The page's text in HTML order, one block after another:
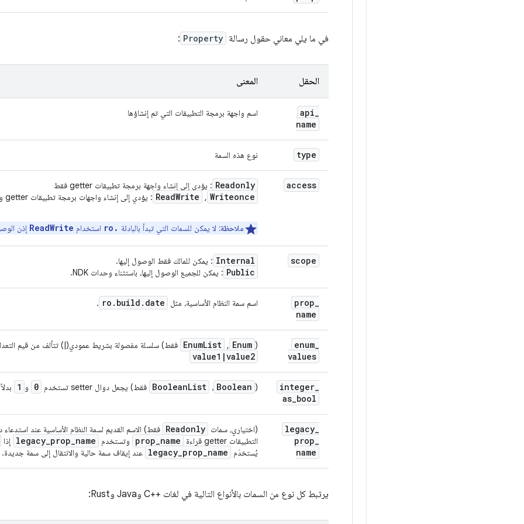
في ما يلي معاني حقول رسالة Property
:
الحقل المعنى
api_
name
اسم واجهة برمجة التطبيقات التي تم إنشاؤها
type نوع هذه السمة
access
Readonly : يؤدي إلى إنشاء واجهة برمجة تطبيقات getter فقط
Writeonce
,
ReadWrite : يؤدي إلى إنشاء واجهات برمجة تطبيقات getter وsetter
ملاحظة: لا يمكن للسمات التي تبدأ بالبادئة ro. استخدام ReadWrite إذن
scope
Internal : يمكن للمالك فقط الوصول إليها.
Public : يمكن للجميع الوصول إليها، باستثناء وحدات NDK.
prop_
name
اسم سمة النظام الأساسية، مثل ro . build . date
.
enum_
values
(
Enum
,
EnumList فقط) سلسلة مفصولة بشريط عمودي(|) تتألف من قيم التعداد
value1 |value2
integer_
as_bool
(
Boolean ، BooleanList فقط) يجعل دوال setter تستخدم 0 و 1
legacy_
prop_
name
(اختياري، سمات Readonly
التطبيقات getter قراءة prop_name وتستخدم legacy_prop_name
إذا
يُستخدَم
legacy_prop_name عند إيقاف سمة حالية والانتقال إلى سمة جديدة.
يرتبط كل نوع من السمات بالأنواع التالية في لغات C++‎ وJava وRust: